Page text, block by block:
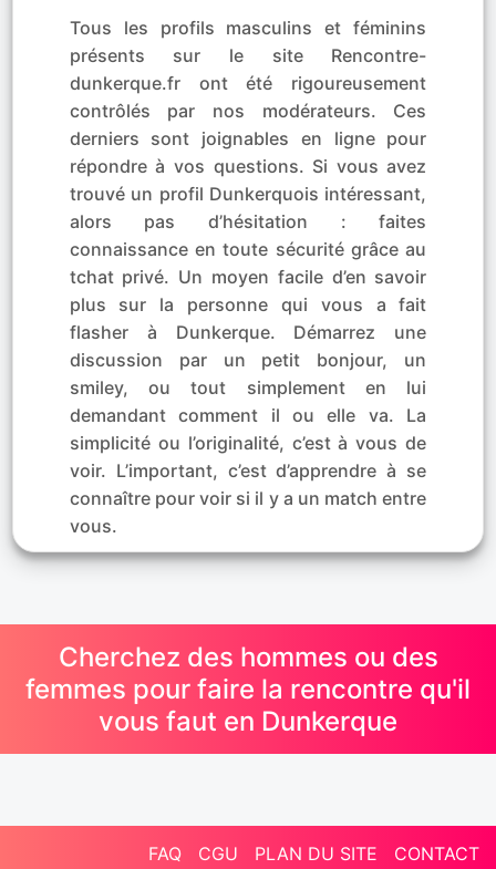
Tous les profils masculins et féminins
présents sur le site Rencontre-
dunkerque.fr ont été rigoureusement
contrôlés par nos modérateurs. Ces
derniers sont joignables en ligne pour
répondre à vos questions. Si vous avez
trouvé un profil Dunkerquois intéressant,
alors pas d’hésitation : faites
connaissance en toute sécurité grâce au
tchat privé. Un moyen facile d’en savoir
plus sur la personne qui vous a fait
flasher à Dunkerque. Démarrez une
discussion par un petit bonjour, un
smiley, ou tout simplement en lui
demandant comment il ou elle va. La
simplicité ou l’originalité, c’est à vous de
voir. L’important, c’est d’apprendre à se
connaître pour voir si il y a un match entre
vous.
Cherchez des hommes ou des
femmes pour faire la rencontre qu'il
vous faut en Dunkerque
FAQ CGU PLAN DU SITE CONTACT